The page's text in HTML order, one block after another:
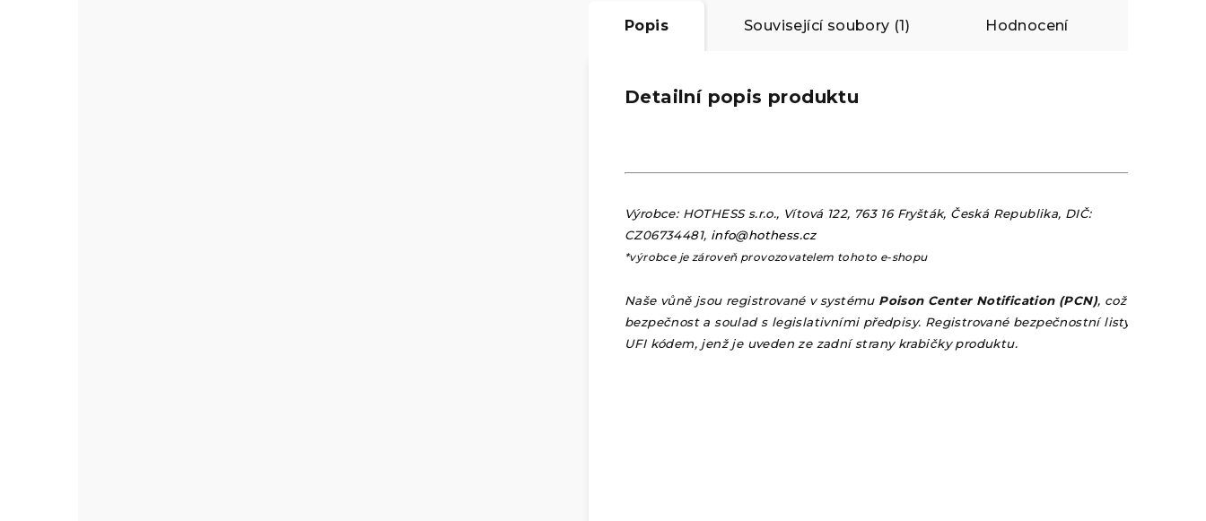
Popis Související soubory (1) Hodnocení
Detailní popis produktu
Výrobce: HOTHESS s.r.o., Vítová 122, 763 16 Fryšták, Česká Republika, DIČ:
CZ06734481, info@hothess.cz
*výrobce je zároveň provozovatelem tohoto e-shopu
Naše vůně jsou registrované v systému Poison Center Notification (PCN), což zajišťuje
bezpečnost a soulad s legislativními předpisy. Registrované bezpečnostní listy lze
UFI kódem, jenž je uveden ze zadní strany krabičky produktu.